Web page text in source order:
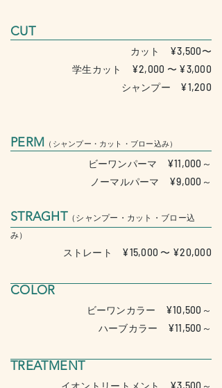
CUT
〜カット
¥3,500
学生カット ¥2,000 〜 ¥3,000
シャンプー ¥1,200
PERM （シャンプー・カット・ブロー込み）
～ビーワンパーマ
¥11,000
～ノーマルパーマ
¥9,000
STRAGHT （シャンプー・カット・ブロー込
み）
ストレート ¥15,000 〜 ¥20,000
COLOR
～ビーワンカラー
¥10,500
～ハーブカラー
¥11,500
TREATMENT
¥3,500